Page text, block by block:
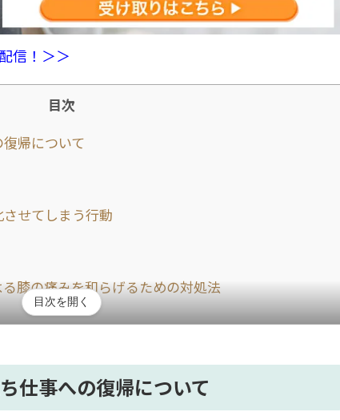
信！＞＞
目次
帰について
せてしまう行動
膝の痛みを和らげるための対処法
期間短縮を目指せる再生医療について
ら膝の負担を避けることが重要
目次を開く
仕事への復帰について